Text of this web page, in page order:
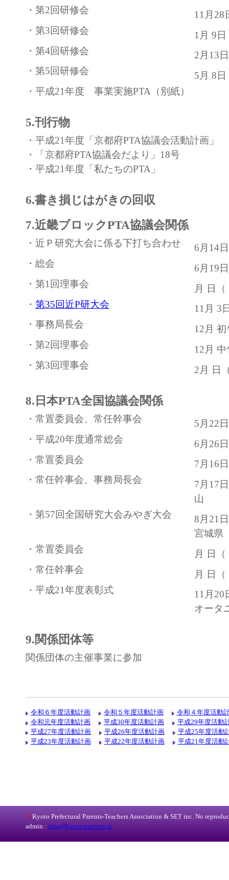
・第2回研修会
11月28
・第3回研修会
1月 9
・第4回研修会
2月13
・第5回研修会
5月 8
・平成21年度 事業実施PTA（別紙）
5.刊行物
・平成21年度「京都府PTA協議会活動計画」
・「京都府PTA協議会だより」18号
・平成21年度「私たちのPTA」
6.書き損じはがきの回収
7.近畿ブロックPTA協議会関係
・近Ｐ研究大会に係る下打ち合わせ
6月14
・総会
6月19
・第1回理事会
月 日
・ 第35回近P研大会
11月 3
・事務局長会
12月
・第2回理事会
12月
・第3回理事会
2月 日
8.日本PTA全国協議会関係
・常置委員会、常任幹事会
5月22
・平成20年度通常総会
6月26
・常置委員会
7月16
・常任幹事会、事務局長会
7月17
山
・第57回全国研究大会みやぎ大会
8月21
宮城県
・常置委員会
月 日
・常任幹事会
月 日
・平成21年度表彰式
11月20
オータ
9.関係団体等
関係団体の主催事業に参加
令和６年度活動計画 令和５年度活動計画
令和４年度活動
令和元年度活動計画
平成30年度活動計画
平成29年度活動
平成27年度活動計画
平成26年度活動計画
平成25年度活動
平成23年度活動計画
平成22年度活動計画 平成21年度活動
© Kyoto Prefectural Parents-Teachers Association & SET inc. No
admin : info@kyoto-pref-pta.jp